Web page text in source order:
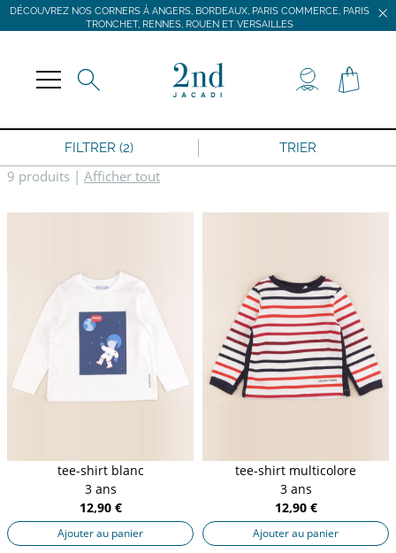
DÉCOUVREZ NOS CORNERS À ANGERS, BORDEAUX, PARIS COMMERCE, PARIS
TRONCHET, RENNES, ROUEN ET VERSAILLES
DÉCOUVREZ NOS CORNERS À ANGERS, BORDEAUX, PARIS COMMERCE, PARIS
TRONCHET, RENNES, ROUEN ET VERSAILLES
FILTRER (2) TRIER
9 produits | Afficher tout
tee-shirt blanc
3 ans
12,90 €
Ajouter au panier
tee-shirt multicolore
3 ans
12,90 €
Ajouter au panier